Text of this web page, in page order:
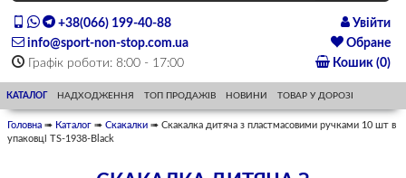
+38(066) 199-40-88
info@sport-non-stop.com.ua
Графік роботи: 8:00 - 17:00
Увійти
Обране
Кошик (0)
КАТАЛОГ НАДХОДЖЕННЯ ТОП ПРОДАЖІВ НОВИНИ ТОВАР У ДОРОЗІ
Головна ➠ Каталог ➠ Скакалки ➠ Скакалка дитяча з пластмасовими ручками 10 шт в
упаковці TS-1938-Black